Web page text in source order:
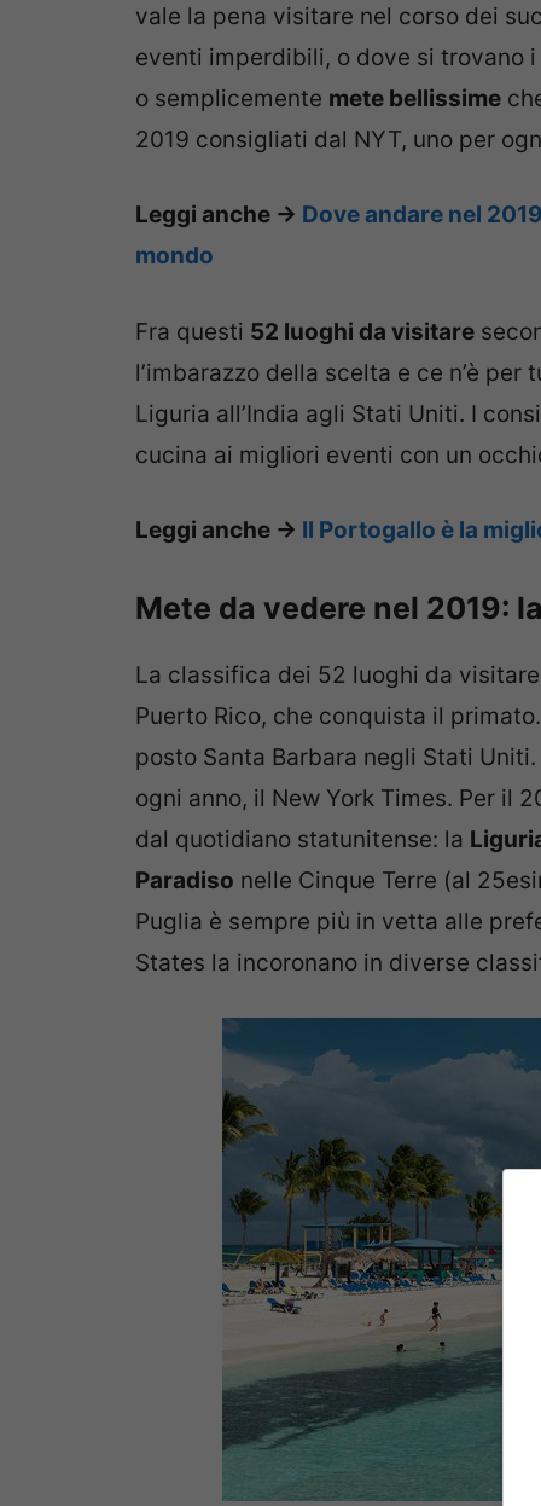
vale la pena visitare nel corso dei
eventi imperdibili, o dove si trovano
o semplicemente mete bellissime
2019 consigliati dal NYT, uno per
Leggi anche -> Dove andare nel
mondo
Fra questi 52 luoghi da visitare
l’imbarazzo della scelta e ce n’è
Liguria all’India agli Stati Uniti. I
cucina ai migliori eventi con un
Leggi anche -> Il Portogallo è la
Mete da vedere nel 2019:
La classifica dei 52 luoghi da
Puerto Rico, che conquista il
posto Santa Barbara negli Stati Uniti.
ogni anno, il New York Times. Per il
dal quotidiano statunitense: la
Paradiso nelle Cinque Terre (al
Puglia è sempre più in vetta alle
States la incoronano in diverse